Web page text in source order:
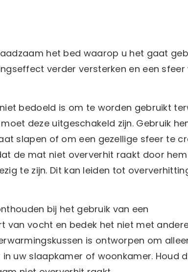
het bed waarop u het gaat
verder versterken en een sfeer
bedoeld is om te worden gebruikt
deze uitgeschakeld zijn. Gebruik
slapen of om een ​​gezellige sfeer te
de mat niet oververhit raakt door hem
te zijn. Dit kan leiden tot
bij het gebruik van een
van vocht en bedek het niet met
is ontworpen om
uw slaapkamer of woonkamer. Houd